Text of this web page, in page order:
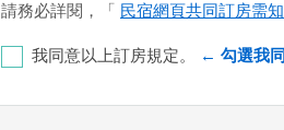
請務必詳閱，「 民宿網頁共同訂房需知
我同意以上訂房規定。 ← 勾選我